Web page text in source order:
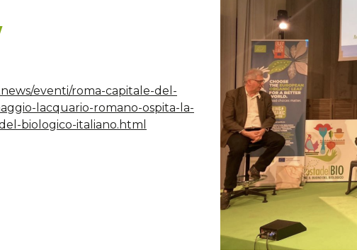
eventi/roma-capitale-del-
lacquario-romano-ospita-la-
biologico-italiano.html